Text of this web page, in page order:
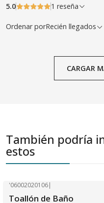
5.0 1 reseña
Ordenar porRecién llegados
CARGAR
También podría
estos
'06002020106|
Toallón de Baño